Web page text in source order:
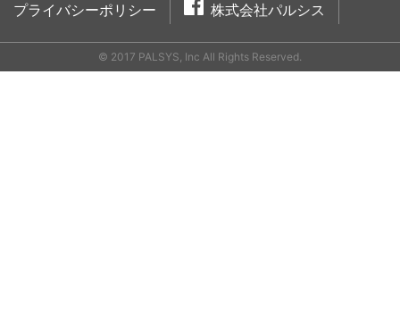
プライバシーポリシー
株式会社パルシス
© 2017 PALSYS, Inc All Rights Reserved.